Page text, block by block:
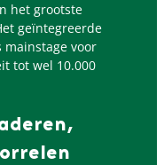
het grootste
geïntegreerde
voor
tot wel 10.000